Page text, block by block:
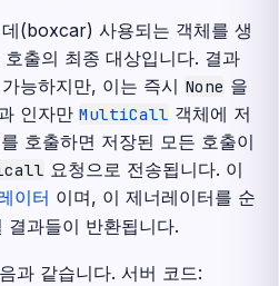
(boxcar) 사용되는 객체를 생
출의 최종 대상입니다. 결과
능하지만, 이는 즉시 None 을
인자만 MultiCall 객체에 저
호출하면 저장된 모든 호출이
요청으로 전송됩니다. 이
이터 이며, 이 제너레이터를 순
과들이 반환됩니다.
과 같습니다. 서버 코드: